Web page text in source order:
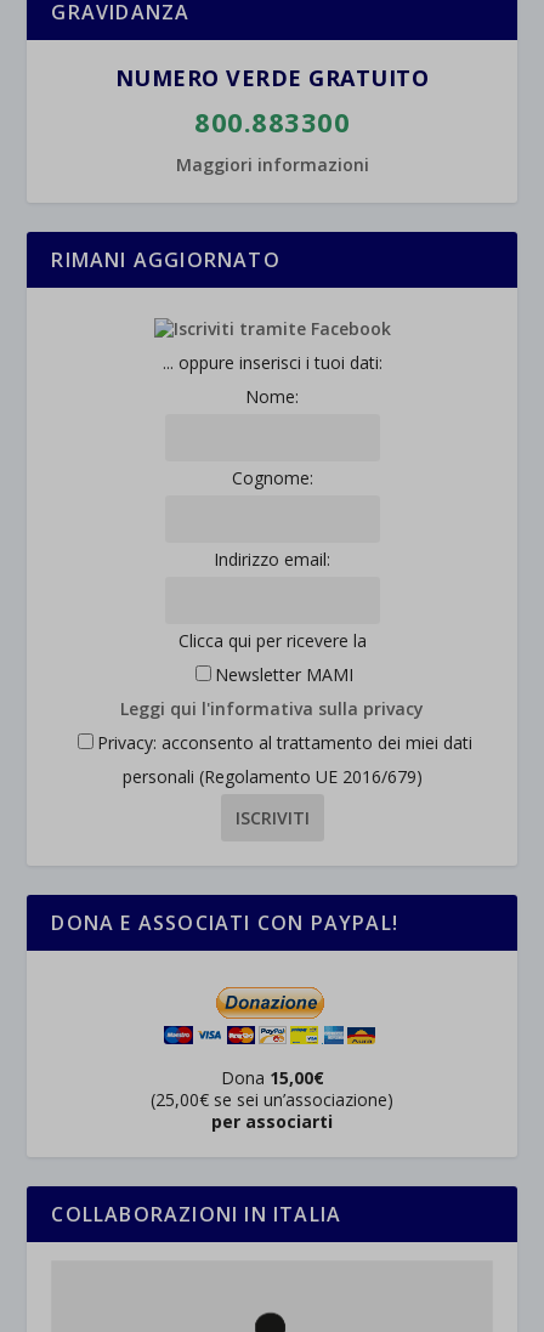
GRAVIDANZA
NUMERO VERDE GRATUITO
800.883300
Maggiori informazioni
RIMANI AGGIORNATO
... oppure inserisci i tuoi dati:
Nome:
Cognome:
Indirizzo email:
Clicca qui per ricevere la
Newsletter MAMI
Leggi qui l'informativa sulla privacy
Privacy: acconsento al trattamento dei miei dati
personali (Regolamento UE 2016/679)
DONA E ASSOCIATI CON PAYPAL!
Dona 15,00€
(25,00€ se sei un’associazione)
per associarti
COLLABORAZIONI IN ITALIA